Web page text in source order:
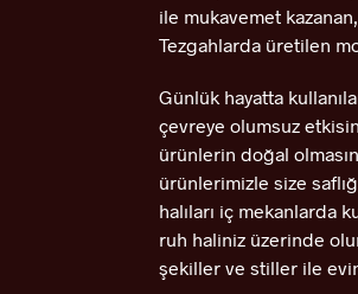
ile mukavemet
Tezgahlarda üretilen
Günlük hayatta
çevreye olumsuz
ürünlerin doğal
ürünlerimizle size
halıları iç mekanlarda
ruh haliniz üzerinde
şekiller ve stiller ile